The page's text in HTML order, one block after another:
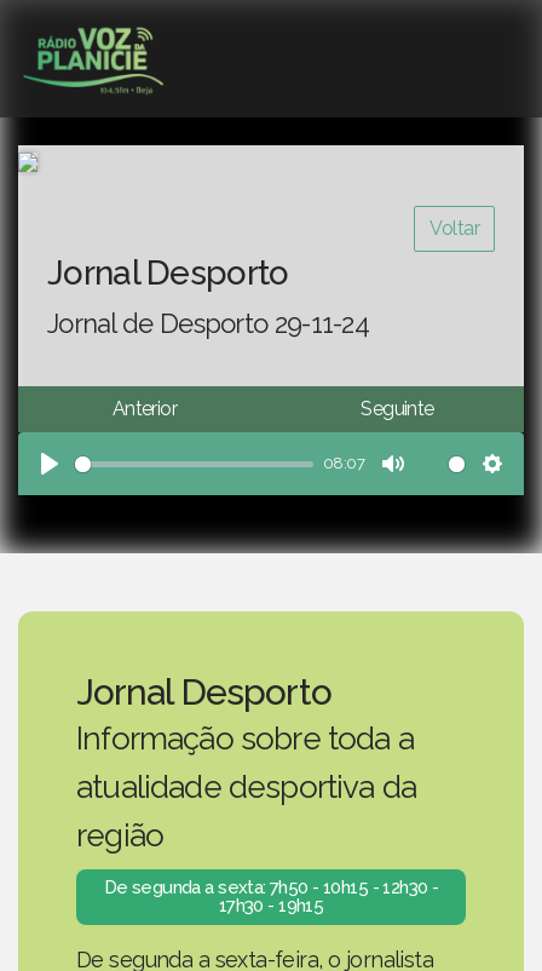
Voltar
Jornal Desporto
Jornal de Desporto 29-11-24
Anterior Seguinte
Play
08:07
Mute
Jornal Desporto
Informação sobre toda a
atualidade desportiva da
região
De segunda a sexta: 7h50 - 10h15 - 12h30 -
17h30 - 19h15
De segunda a sexta-feira, o jornalista